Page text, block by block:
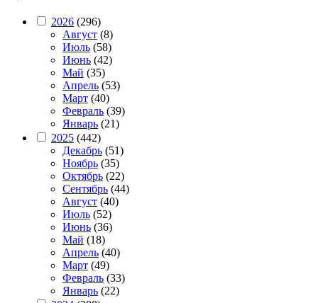
2026 (296)
Август (8)
Июль (58)
Июнь (42)
Май (35)
Апрель (53)
Март (40)
Февраль (39)
Январь (21)
2025 (442)
Декабрь (51)
Ноябрь (35)
Октябрь (22)
Сентябрь (44)
Август (40)
Июль (52)
Июнь (36)
Май (18)
Апрель (40)
Март (49)
Февраль (33)
Январь (22)